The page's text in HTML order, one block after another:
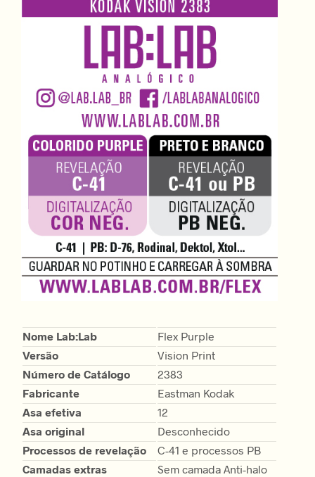
Nome Lab:Lab
Flex Purple
Versão
Vision Print
Número de Catálogo
2383
Fabricante
Eastman Kodak
Asa efetiva
12
Asa original
Desconhecido
Processos de revelação
C-41 e processos PB
Camadas extras
Sem camada Anti-halo